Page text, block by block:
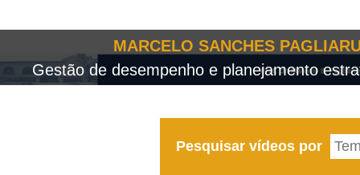
MARCELO SANCHES
Gestão de desempenho e planejamento
Pesquisar vídeos por